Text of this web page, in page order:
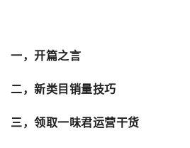
一，开篇之言
二，新类目销量技巧
三，领取一味君运营干货